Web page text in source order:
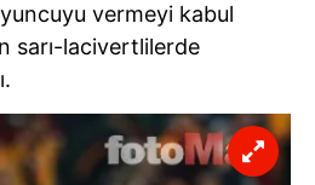
vermeyi kabul
sarı-lacivertlilerde